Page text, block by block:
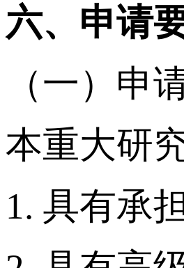
六、申请
（一）申
本重大研
1. 具有承